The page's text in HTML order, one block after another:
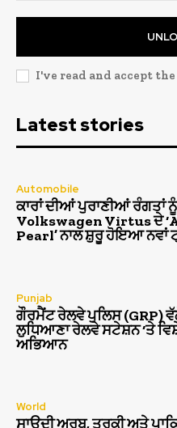
I've read and accept the
Latest stories
Automobile
ਕਾਰਾਂ ਦੀਆਂ ਪੁਰਾਣੀਆਂ ਰੰਗਤਾਂ
Volkswagen Virtus ਦੇ
Pearl’ ਨਾਲ ਸ਼ੁਰੂ ਹੋਇਆ ਨਵਾਂ
Punjab
ਗੌਰਮੈਂਟ ਰੇਲਵੇ ਪੁਲਿਸ (GRP)
ਲੁਧਿਆਣਾ ਰੇਲਵੇ ਸਟੇਸ਼ਨ ‘ਤੇ
ਅਭਿਆਨ
World
ਸਾਊਦੀ ਅਰਬ, ਤੁਰਕੀ ਅਤੇ